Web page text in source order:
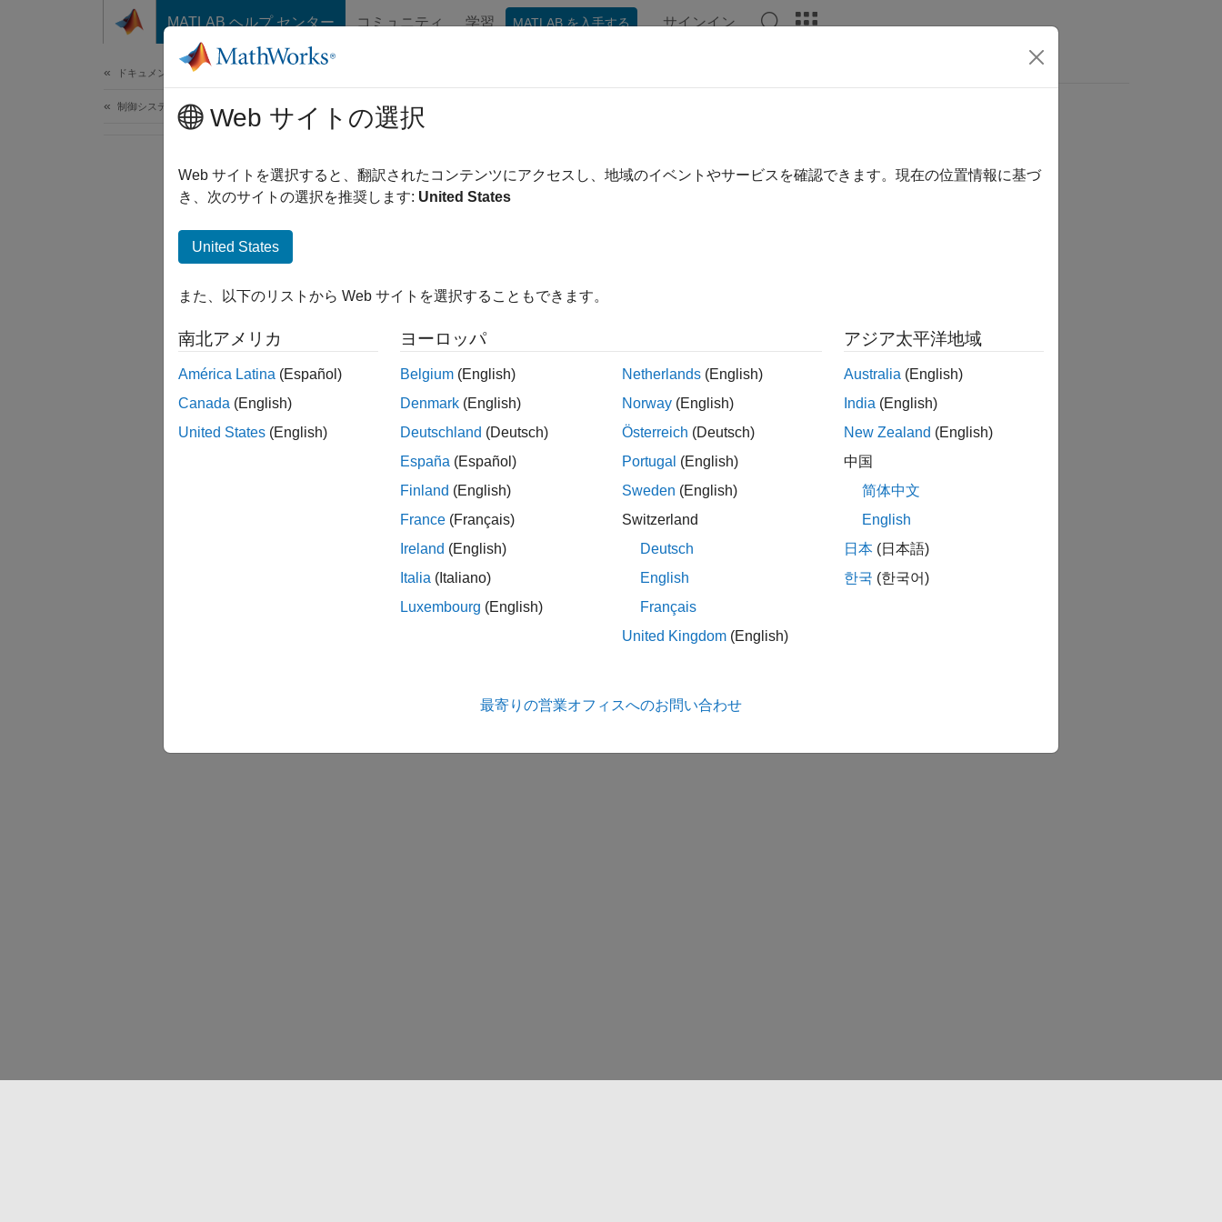
コンテンツへスキップ
MATLAB ヘルプ センター コミュニティ 学習 MATLAB を入手する サインイン
ドキュメンテーションのホーム
制御システム Web サイトの選択
Web サイトを選択すると、翻訳されたコンテンツにアクセスし、地域のイベントやサービスを確認できます。現在の位置情報に基づ
き、次のサイトの選択を推奨します: United States
United States
また、以下のリストから Web サイトを選択することもできます。
南北アメリカ
América Latina (Español)
Canada (English)
United States (English)
ヨーロッパ
Belgium (English)
Denmark (English)
Deutschland (Deutsch)
España (Español)
Finland (English)
France (Français)
Ireland (English)
Italia (Italiano)
Luxembourg (English)
Netherlands (English)
Norway (English)
Österreich (Deutsch)
Portugal (English)
Sweden (English)
Switzerland
Deutsch
English
Français
United Kingdom (English)
アジア太平洋地域
Australia (English)
India (English)
New Zealand (English)
中国
简体中文
English
日本 (日本語)
한국 (한국어)
最寄りの営業オフィスへのお問い合わせ